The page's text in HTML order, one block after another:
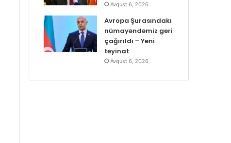
Avqust 6, 2026
Avropa Şurasındakı
nümayəndəmiz geri
çağırıldı – Yeni
təyinat
Avqust 6, 2026